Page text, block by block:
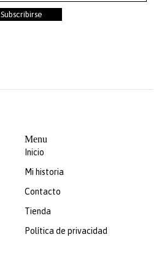
Subscribirse
Menu
Inicio
Mi historia
Contacto
Tienda
Política de privacidad